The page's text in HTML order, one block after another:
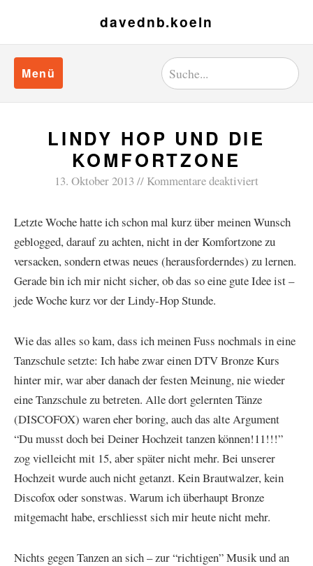
davednb.koeln
Menü
LINDY HOP UND DIE
KOMFORTZONE
13. Oktober 2013 Kommentare deaktiviert
Letzte Woche hatte ich schon mal kurz über meinen Wunsch
geblogged, darauf zu achten, nicht in der Komfortzone zu
versacken, sondern etwas neues (herausforderndes) zu lernen.
Gerade bin ich mir nicht sicher, ob das so eine gute Idee ist –
jede Woche kurz vor der Lindy-Hop Stunde.
Wie das alles so kam, dass ich meinen Fuss nochmals in eine
Tanzschule setzte: Ich habe zwar einen DTV Bronze Kurs
hinter mir, war aber danach der festen Meinung, nie wieder
eine Tanzschule zu betreten. Alle dort gelernten Tänze
(DISCOFOX) waren eher boring, auch das alte Argument
“Du musst doch bei Deiner Hochzeit tanzen können!11!!!”
zog vielleicht mit 15, aber später nicht mehr. Bei unserer
Hochzeit wurde auch nicht getanzt. Kein Brautwalzer, kein
Discofox oder sonstwas. Warum ich überhaupt Bronze
mitgemacht habe, erschliesst sich mir heute nicht mehr.
Nichts gegen Tanzen an sich – zur “richtigen” Musik und an